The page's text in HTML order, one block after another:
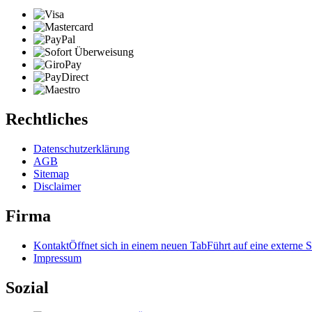
Rechtliches
Datenschutzerklärung
AGB
Sitemap
Disclaimer
Firma
KontaktÖffnet sich in einem neuen TabFührt auf eine externe
Impressum
Sozial